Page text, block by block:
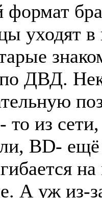
формат
уходят в
ДВД.
то из
BD-
А уж из-